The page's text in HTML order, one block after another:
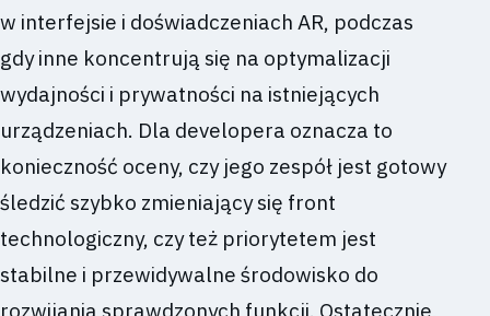
w interfejsie i doświadczeniach AR, podczas
gdy inne koncentrują się na optymalizacji
wydajności i prywatności na istniejących
urządzeniach. Dla developera oznacza to
konieczność oceny, czy jego zespół jest gotowy
śledzić szybko zmieniający się front
technologiczny, czy też priorytetem jest
stabilne i przewidywalne środowisko do
rozwijania sprawdzonych funkcji. Ostatecznie,